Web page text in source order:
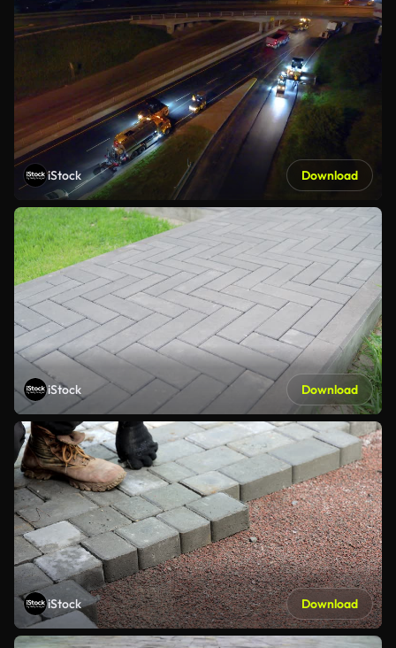
iStock Download
iStock Download
iStock Download